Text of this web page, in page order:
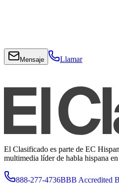
Mensaje Llamar
El Clasificado es parte de EC
multimedia líder de habla hispana
888-277-4736BBB Accredited